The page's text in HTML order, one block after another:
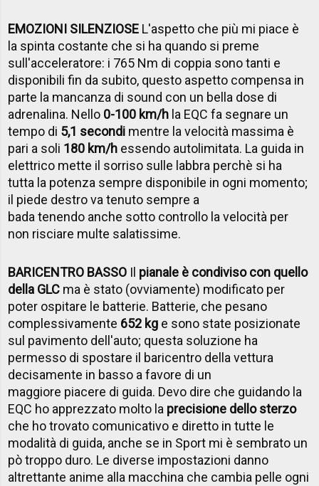
EMOZIONI SILENZIOSE L'aspetto che più mi piace è
la spinta costante che si ha quando si preme
sull'acceleratore: i 765 Nm di coppia sono tanti e
disponibili fin da subito, questo aspetto compensa in
parte la mancanza di sound con un bella dose di
adrenalina. Nello 0-100 km/h la EQC fa segnare un
tempo di 5,1 secondi mentre la velocità massima è
pari a soli 180 km/h essendo autolimitata. La guida in
elettrico mette il sorriso sulle labbra perchè si ha
tutta la potenza sempre disponibile in ogni momento;
il piede destro va tenuto sempre a
bada tenendo anche sotto controllo la velocità per
non risciare multe salatissime.
BARICENTRO BASSO Il pianale è condiviso con quello
della GLC ma è stato (ovviamente) modificato per
poter ospitare le batterie. Batterie, che pesano
complessivamente 652 kg e sono state posizionate
sul pavimento dell'auto; questa soluzione ha
permesso di spostare il baricentro della vettura
decisamente in basso a favore di un
maggiore piacere di guida. Devo dire che guidando la
EQC ho apprezzato molto la precisione dello sterzo
che ho trovato comunicativo e diretto in tutte le
modalità di guida, anche se in Sport mi è sembrato un
pò troppo duro. Le diverse impostazioni danno
altrettante anime alla macchina che cambia pelle ogni